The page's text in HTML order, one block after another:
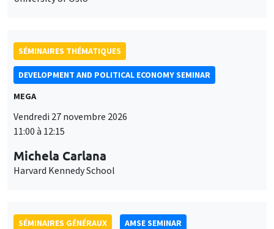
SÉMINAIRES THÉMATIQUES
DEVELOPMENT AND POLITICAL ECONOMY SEMINAR
MEGA
Vendredi 27 novembre 2026
11:00 à 12:15
Michela Carlana
Harvard Kennedy School
SÉMINAIRES GÉNÉRAUX
AMSE SEMINAR